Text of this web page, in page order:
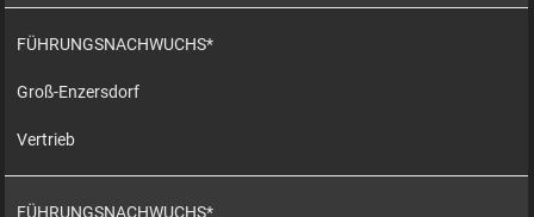
FÜHRUNGSNACHWUCHS*
Groß-Enzersdorf
Vertrieb
FÜHRUNGSNACHWUCHS*